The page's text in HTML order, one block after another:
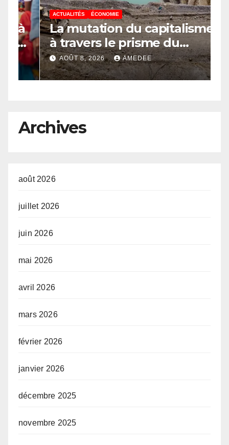
ACTUALITÉS ÉCONOMIE
La mutation du capitalisme
à travers le prisme du
Continuisme : de l’économie
de l’extraction à l’économie
AOÛT 8, 2026 AMEDEE
Archives
août 2026
juillet 2026
juin 2026
mai 2026
avril 2026
mars 2026
février 2026
janvier 2026
décembre 2025
novembre 2025